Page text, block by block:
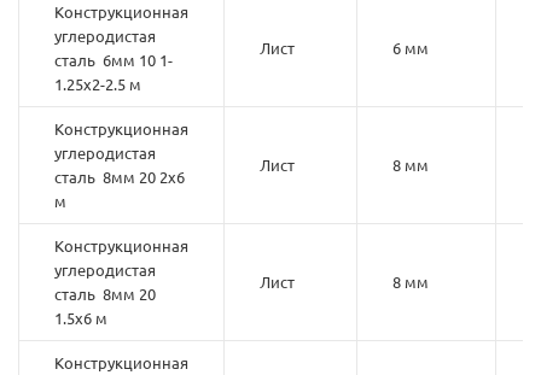
Конструкционная
углеродистая
сталь 6мм 10 1-
1.25х2-2.5 м
Лист 6 мм
Конструкционная
углеродистая
сталь 8мм 20 2х6
м
Лист 8 мм
Конструкционная
углеродистая
сталь 8мм 20
1.5х6 м
Лист 8 мм
Конструкционная